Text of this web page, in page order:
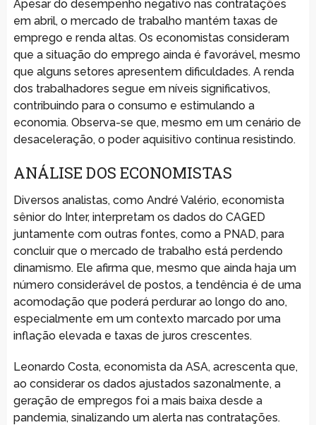
Apesar do desempenho negativo nas contratações
em abril, o mercado de trabalho mantém taxas de
emprego e renda altas. Os economistas consideram
que a situação do emprego ainda é favorável, mesmo
que alguns setores apresentem dificuldades. A renda
dos trabalhadores segue em níveis significativos,
contribuindo para o consumo e estimulando a
economia. Observa-se que, mesmo em um cenário de
desaceleração, o poder aquisitivo continua resistindo.
ANÁLISE DOS ECONOMISTAS
Diversos analistas, como André Valério, economista
sênior do Inter, interpretam os dados do CAGED
juntamente com outras fontes, como a PNAD, para
concluir que o mercado de trabalho está perdendo
dinamismo. Ele afirma que, mesmo que ainda haja um
número considerável de postos, a tendência é de uma
acomodação que poderá perdurar ao longo do ano,
especialmente em um contexto marcado por uma
inflação elevada e taxas de juros crescentes.
Leonardo Costa, economista da ASA, acrescenta que,
ao considerar os dados ajustados sazonalmente, a
geração de empregos foi a mais baixa desde a
pandemia, sinalizando um alerta nas contratações.